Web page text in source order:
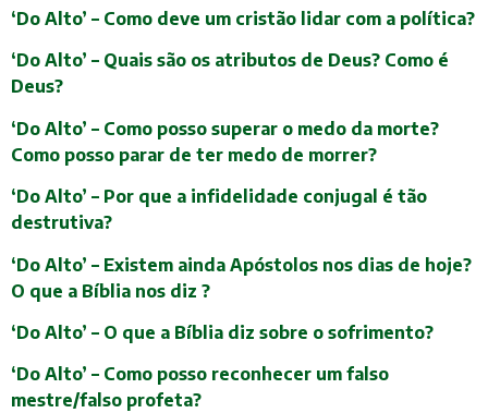
‘Do Alto’ – Como deve um cristão lidar com a política?
‘Do Alto’ – Quais são os atributos de Deus? Como é
Deus?
‘Do Alto’ – Como posso superar o medo da morte?
Como posso parar de ter medo de morrer?
‘Do Alto’ – Por que a infidelidade conjugal é tão
destrutiva?
‘Do Alto’ – Existem ainda Apóstolos nos dias de hoje?
O que a Bíblia nos diz ?
‘Do Alto’ – O que a Bíblia diz sobre o sofrimento?
‘Do Alto’ – Como posso reconhecer um falso
mestre/falso profeta?